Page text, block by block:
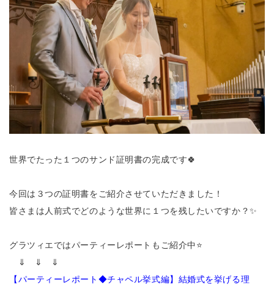
世界でたった１つのサンド証明書の完成です🍀
今回は３つの証明書をご紹介させていただきました！
皆さまは人前式でどのような世界に１つを残したいですか？✨
グラツィエではパーティーレポートもご紹介中⭐
⇓ ⇓ ⇓
【パーティーレポート◆チャペル挙式編】結婚式を挙げる理